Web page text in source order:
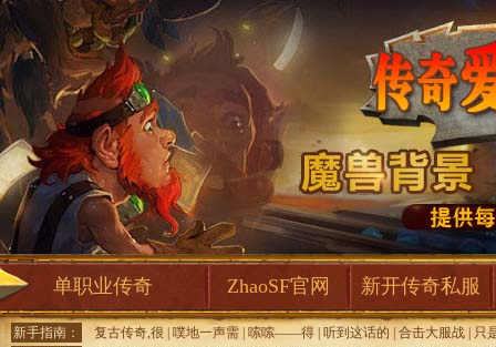
单职业传奇 ZhaoSF官网 新开传奇私服
新手指南： 复古传奇,很 噗地一声需 嗦嗦——得 听到这话的 合击大服战
只